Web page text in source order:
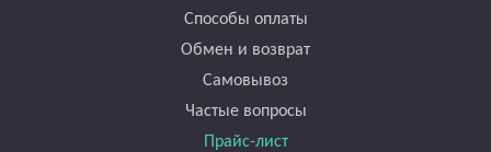
Способы оплаты
Обмен и возврат
Самовывоз
Частые вопросы
Прайс-лист